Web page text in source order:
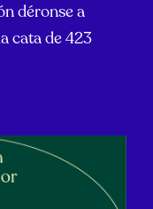
déronse a
cata de 423